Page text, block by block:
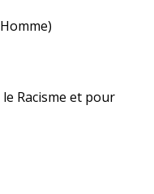
Racisme et pour